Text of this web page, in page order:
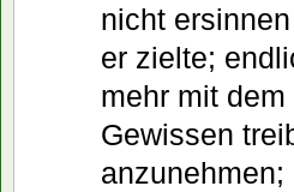
nicht
er zielte;
mehr mit
Gewissen